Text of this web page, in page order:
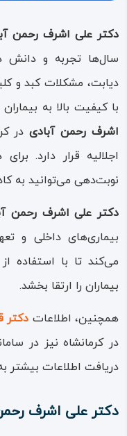
دکتر علی اشرف رحمن
سال‌ها تجربه و دانش
دیابت، مشکلات کبد و
با کیفیت بالا به
اشرف رحمن آبادیدر
اجلالیه قرار دارد.
نوبت‌دهی می‌توانید به
دکتر علی اشرف رحمن
بیماری‌های داخلی و
می‌کند تا با استفاده
بیماران را ارتقا بخشد.
همچنین، اطلاعات دکتر
در کرمانشاه نیز در
دریافت اطلاعات بیشتر
دکتر علی اشرف